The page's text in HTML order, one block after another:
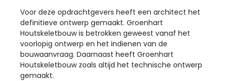
Voor deze opdrachtgevers heeft een architect het
definitieve ontwerp gemaakt. Groenhart
Houtskeletbouw is betrokken geweest vanaf het
voorlopig ontwerp en het indienen van de
bouwaanvraag. Daarnaast heeft Groenhart
Houtskeletbouw zoals altijd het technische ontwerp
gemaakt.